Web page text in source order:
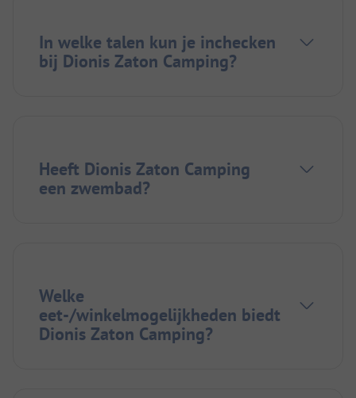
In welke talen kun je inchecken
bij Dionis Zaton Camping?
Heeft Dionis Zaton Camping
een zwembad?
Welke
eet-/winkelmogelijkheden biedt
Dionis Zaton Camping?